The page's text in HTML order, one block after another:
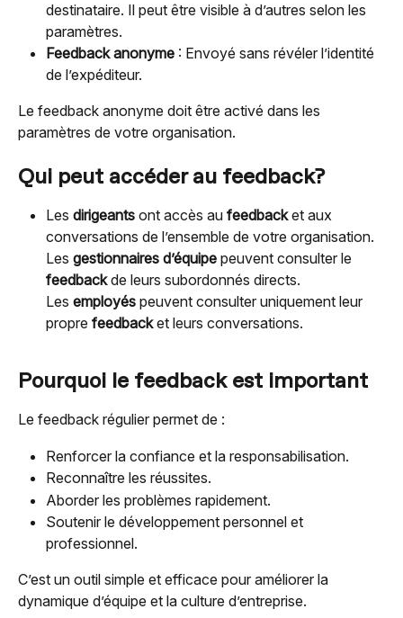
destinataire. Il peut être visible à d’autres selon les
paramètres.
Feedback anonyme : Envoyé sans révéler l’identité
de l’expéditeur.
Le feedback anonyme doit être activé dans les
paramètres de votre organisation.
Qui peut accéder au feedback?
Les dirigeants ont accès au feedback et aux
conversations de l’ensemble de votre organisation.
Les gestionnaires d’équipe peuvent consulter le
feedback de leurs subordonnés directs.
Les employés peuvent consulter uniquement leur
propre feedback et leurs conversations.
Pourquoi le feedback est important
Le feedback régulier permet de :
Renforcer la confiance et la responsabilisation.
Reconnaître les réussites.
Aborder les problèmes rapidement.
Soutenir le développement personnel et
professionnel.
C’est un outil simple et efficace pour améliorer la
dynamique d’équipe et la culture d’entreprise.